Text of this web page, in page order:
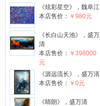
《炫彩星空》，魏阜江
本店售价： ￥980元
《长白山天池》，盛万
清
本店售价： ￥398000
元
《源远流长》，盛万清
本店售价： ￥0元
《晴朗》，盛万清